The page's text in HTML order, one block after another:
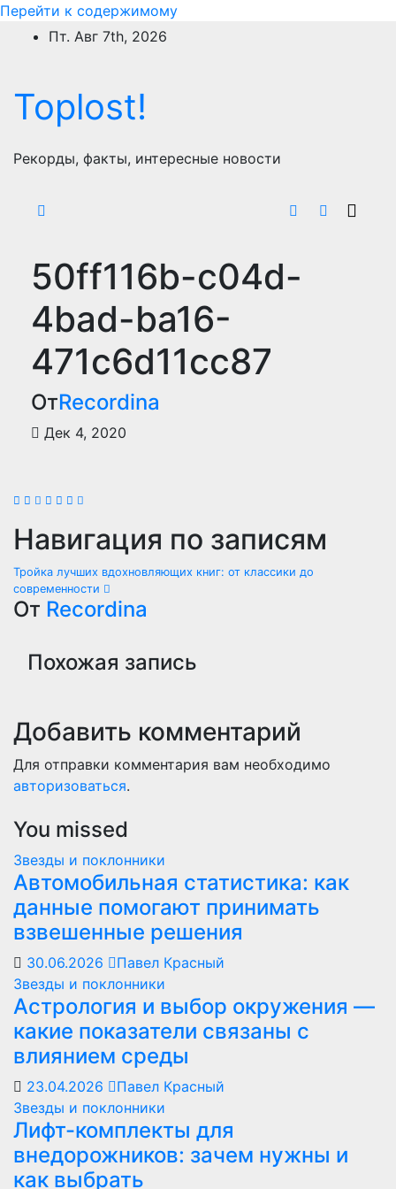
Перейти к содержимому
Пт. Авг 7th, 2026
Toplost!
Рекорды, факты, интересные новости
50ff116b-c04d-
4bad-ba16-
471c6d11cc87
ОтRecordina
Дек 4, 2020
Навигация по записям
Тройка лучших вдохновляющих книг: от классики до
современности
От Recordina
Похожая запись
Добавить комментарий
Для отправки комментария вам необходимо
авторизоваться.
You missed
Звезды и поклонники
Автомобильная статистика: как
данные помогают принимать
взвешенные решения
30.06.2026
Павел Красный
Звезды и поклонники
Астрология и выбор окружения —
какие показатели связаны с
влиянием среды
23.04.2026
Павел Красный
Звезды и поклонники
Лифт-комплекты для
внедорожников: зачем нужны и
как выбрать